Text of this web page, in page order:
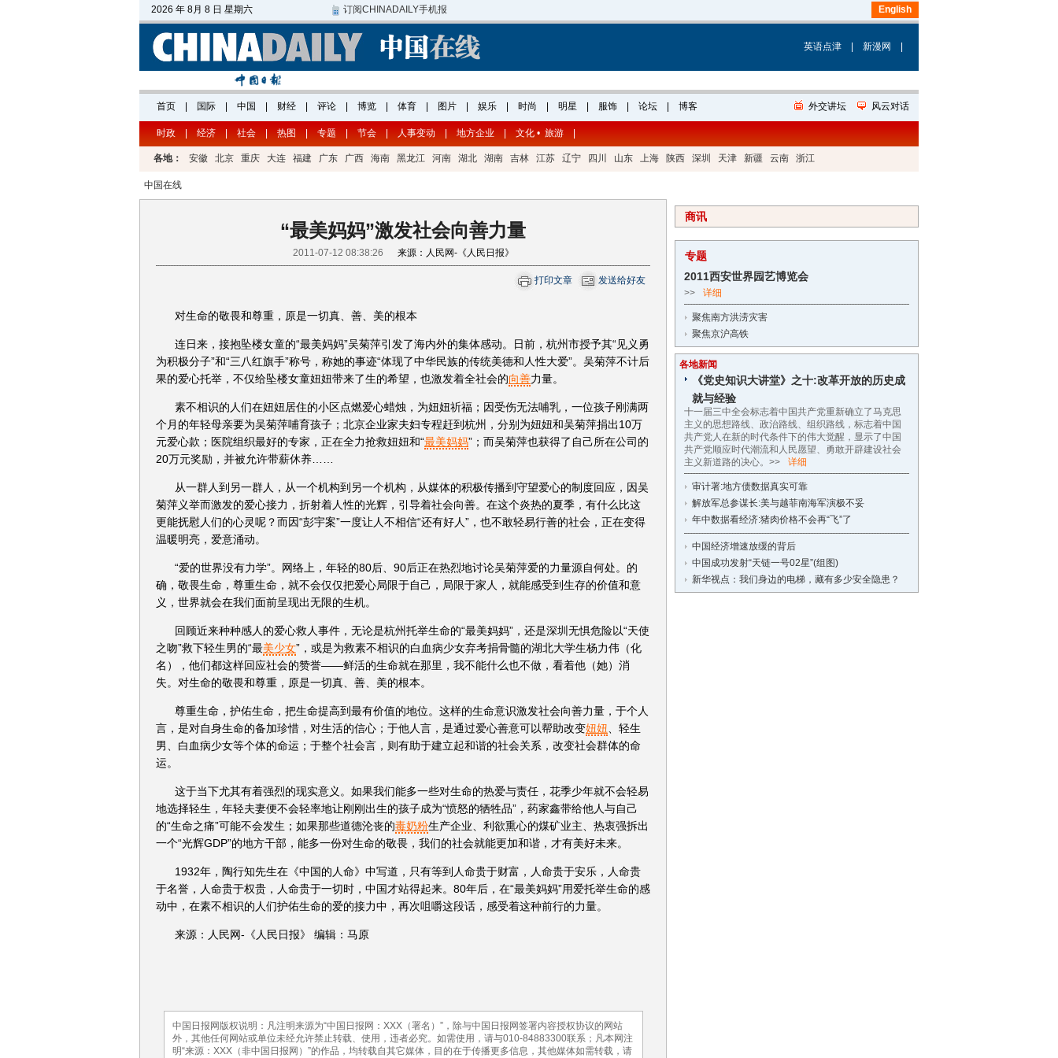
时政 经济 社会 热图 专题 节会 人事变动 地方企业 文化 • 旅游
各地： 安徽 北京 重庆 大连 福建 广东 广西 海南 黑龙江 河南 湖北 湖南 吉林 江苏 辽宁 四川 山东 上海 陕西 深圳 天津 新疆 云南 浙江
中国在线
“最美妈妈”激发社会向善力量
2011-07-12 08:38:26 来源：人民网-《人民日报》
打印文章 发送给好友
对生命的敬畏和尊重，原是一切真、善、美的根本
连日来，接抱坠楼女童的“最美妈妈”吴菊萍引发了海内外的集体感动。日前，杭州市授予其“见义勇
为积极分子”和“三八红旗手”称号，称她的事迹“体现了中华民族的传统美德和人性大爱”。吴菊萍不计后
果的爱心托举，不仅给坠楼女童妞妞带来了生的希望，也激发着全社会的向善力量。
素不相识的人们在妞妞居住的小区点燃爱心蜡烛，为妞妞祈福；因受伤无法哺乳，一位孩子刚满两
个月的年轻母亲要为吴菊萍哺育孩子；北京企业家夫妇专程赶到杭州，分别为妞妞和吴菊萍捐出10万
元爱心款；医院组织最好的专家，正在全力抢救妞妞和“最美妈妈”；而吴菊萍也获得了自己所在公司的
20万元奖励，并被允许带薪休养……
从一群人到另一群人，从一个机构到另一个机构，从媒体的积极传播到守望爱心的制度回应，因吴
菊萍义举而激发的爱心接力，折射着人性的光辉，引导着社会向善。在这个炎热的夏季，有什么比这
更能抚慰人们的心灵呢？而因“彭宇案”一度让人不相信“还有好人”，也不敢轻易行善的社会，正在变得
温暖明亮，爱意涌动。
“爱的世界没有力学”。网络上，年轻的80后、90后正在热烈地讨论吴菊萍爱的力量源自何处。的
确，敬畏生命，尊重生命，就不会仅仅把爱心局限于自己，局限于家人，就能感受到生存的价值和意
义，世界就会在我们面前呈现出无限的生机。
回顾近来种种感人的爱心救人事件，无论是杭州托举生命的“最美妈妈”，还是深圳无惧危险以“天使
之吻”救下轻生男的“最美少女”，或是为救素不相识的白血病少女弃考捐骨髓的湖北大学生杨力伟（化
名），他们都这样回应社会的赞誉——鲜活的生命就在那里，我不能什么也不做，看着他（她）消
失。对生命的敬畏和尊重，原是一切真、善、美的根本。
尊重生命，护佑生命，把生命提高到最有价值的地位。这样的生命意识激发社会向善力量，于个人
言，是对自身生命的备加珍惜，对生活的信心；于他人言，是通过爱心善意可以帮助改变妞妞 、轻生
男、白血病少女等个体的命运；于整个社会言，则有助于建立起和谐的社会关系，改变社会群体的命
运。
这于当下尤其有着强烈的现实意义。如果我们能多一些对生命的热爱与责任，花季少年就不会轻易
地选择轻生，年轻夫妻便不会轻率地让刚刚出生的孩子成为“愤怒的牺牲品”，药家鑫带给他人与自己
的“生命之痛”可能不会发生；如果那些道德沦丧的毒奶粉生产企业、利欲熏心的煤矿业主、热衷强拆出
一个“光辉GDP”的地方干部，能多一份对生命的敬畏，我们的社会就能更加和谐，才有美好未来。
1932年，陶行知先生在《中国的人命》中写道，只有等到人命贵于财富，人命贵于安乐，人命贵
于名誉，人命贵于权贵，人命贵于一切时，中国才站得起来。80年后，在“最美妈妈”用爱托举生命的感
动中，在素不相识的人们护佑生命的爱的接力中，再次咀嚼这段话，感受着这种前行的力量。
来源：人民网-《人民日报》 编辑：马原
中国日报网版权说明：凡注明来源为“中国日报网：XXX（署名）”，除与中国日报网签署内容授权协议的网站
外，其他任何网站或单位未经允许禁止转载、使用，违者必究。如需使用，请与010-84883300联系；凡本网注
明“来源：XXX（非中国日报网）”的作品，均转载自其它媒体，目的在于传播更多信息，其他媒体如需转载，请
商讯
专题
2011西安世界园艺博览会
>> 详细
聚焦南方洪涝灾害
聚焦京沪高铁
各地新闻
《党史知识大讲堂》之十:改革开放的历史成
就与经验
十一届三中全会标志着中国共产党重新确立了马克思
主义的思想路线、政治路线、组织路线，标志着中国
共产党人在新的时代条件下的伟大觉醒，显示了中国
共产党顺应时代潮流和人民愿望、勇敢开辟建设社会
主义新道路的决心。>>
详细
审计署:地方债数据真实可靠
解放军总参谋长:美与越菲南海军演极不妥
年中数据看经济:猪肉价格不会再“飞”了
中国经济增速放缓的背后
中国成功发射“天链一号02星”(组图)
新华视点：我们身边的电梯，藏有多少安全隐患？